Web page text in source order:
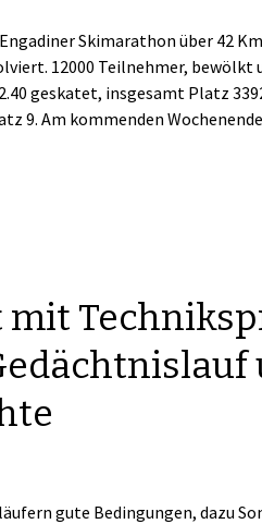
Skimarathon über 42 Km
12000 Teilnehmer, bewölkt
geskatet, insgesamt Platz
9. Am kommenden
mit
gute Bedingungen, dazu